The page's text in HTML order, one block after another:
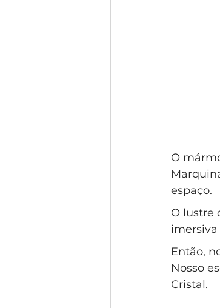
O
espaço.
O lustre
Então,
Nosso
Cristal.